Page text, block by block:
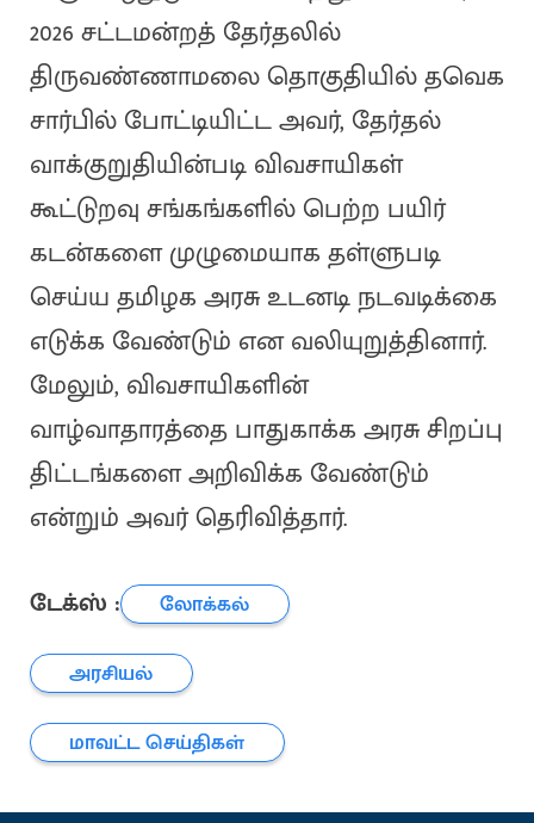
2026 சட்டமன்றத் தேர்தலில்
திருவண்ணாமலை தொகுதியில் தவெக
சார்பில் போட்டியிட்ட அவர், தேர்தல்
வாக்குறுதியின்படி விவசாயிகள்
கூட்டுறவு சங்கங்களில் பெற்ற பயிர்
கடன்களை முழுமையாக தள்ளுபடி
செய்ய தமிழக அரசு உடனடி நடவடிக்கை
எடுக்க வேண்டும் என வலியுறுத்தினார்.
மேலும், விவசாயிகளின்
வாழ்வாதாரத்தை பாதுகாக்க அரசு சிறப்பு
திட்டங்களை அறிவிக்க வேண்டும்
என்றும் அவர் தெரிவித்தார்.
டேக்ஸ் :
லோக்கல்
அரசியல்
மாவட்ட செய்திகள்